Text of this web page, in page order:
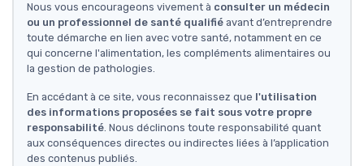
Nous vous encourageons vivement à consulter un médecin
ou un professionnel de santé qualifié avant d’entreprendre
toute démarche en lien avec votre santé, notamment en ce
qui concerne l'alimentation, les compléments alimentaires ou
la gestion de pathologies.
En accédant à ce site, vous reconnaissez que l'utilisation
des informations proposées se fait sous votre propre
responsabilité. Nous déclinons toute responsabilité quant
aux conséquences directes ou indirectes liées à l’application
des contenus publiés.